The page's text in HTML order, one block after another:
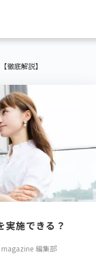
徹底解説】
実施できる？
編集部